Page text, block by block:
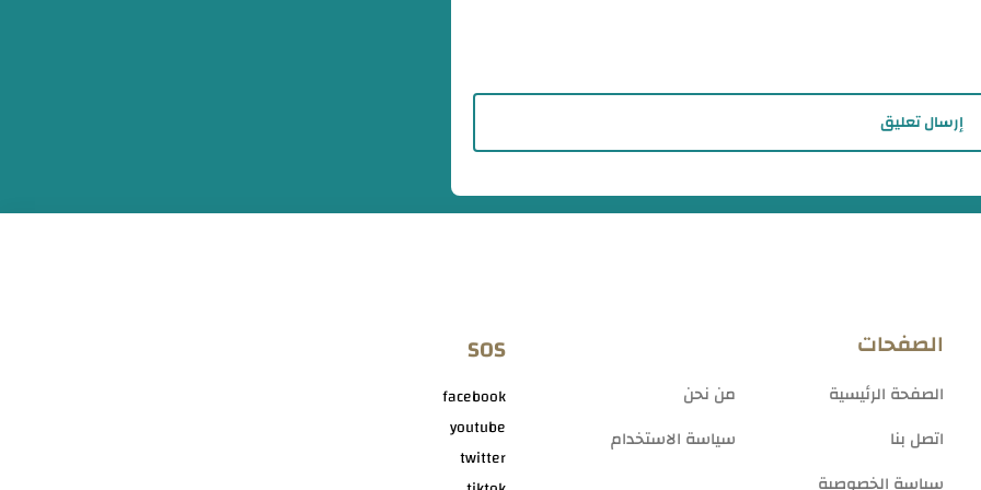
إرسال تعليق
الصفحات
الصفحة الرئيسية
من نحن
اتصل بنا
سياسة الاستخدام
سياسة الخصوصية
SOS
facebook
youtube
twitter